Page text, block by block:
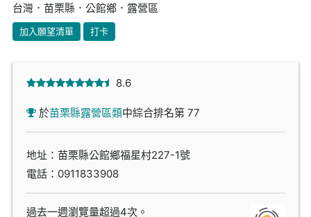
台灣．苗栗縣．公館鄉．露營區
加入願望清單 打卡
8.6
於苗栗縣露營區類中綜合排名第 77
地址：苗栗縣公館鄉福星村227-1號
電話： 0911833908
過去一週瀏覽量超過4次。